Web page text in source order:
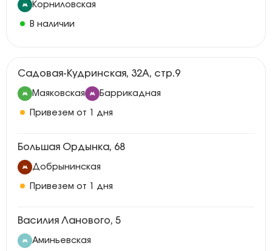
Корниловская
В наличии
Садовая-Кудринская, 32А, стр.9
Маяковская Баррикадная
Привезем от 1 дня
Большая Ордынка, 68
Добрынинская
Привезем от 1 дня
Василия Ланового, 5
Аминьевская